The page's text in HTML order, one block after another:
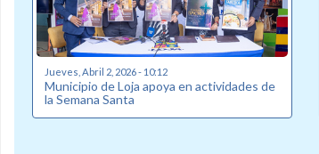
Jueves, Abril 2, 2026 - 10:12
Municipio de Loja apoya en actividades de
la Semana Santa